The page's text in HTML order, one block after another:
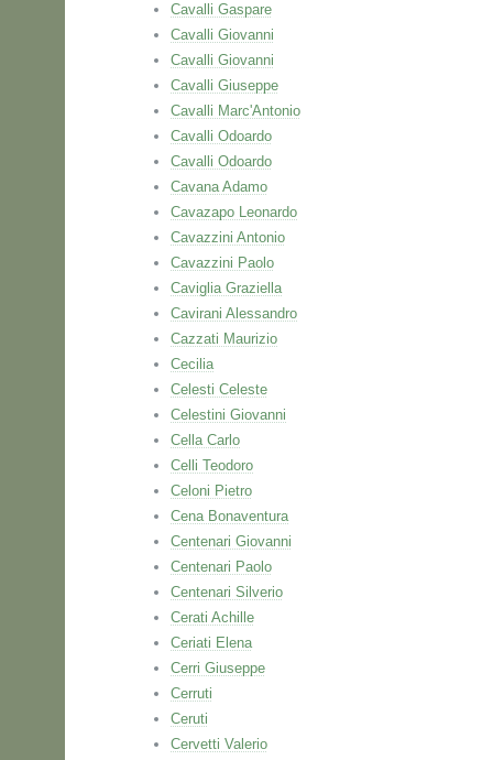
Cavalli Gaspare
Cavalli Giovanni
Cavalli Giovanni
Cavalli Giuseppe
Cavalli Marc'Antonio
Cavalli Odoardo
Cavalli Odoardo
Cavana Adamo
Cavazapo Leonardo
Cavazzini Antonio
Cavazzini Paolo
Caviglia Graziella
Cavirani Alessandro
Cazzati Maurizio
Cecilia
Celesti Celeste
Celestini Giovanni
Cella Carlo
Celli Teodoro
Celoni Pietro
Cena Bonaventura
Centenari Giovanni
Centenari Paolo
Centenari Silverio
Cerati Achille
Ceriati Elena
Cerri Giuseppe
Cerruti
Ceruti
Cervetti Valerio